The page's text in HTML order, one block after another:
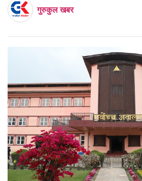
गुरुकुल खबर